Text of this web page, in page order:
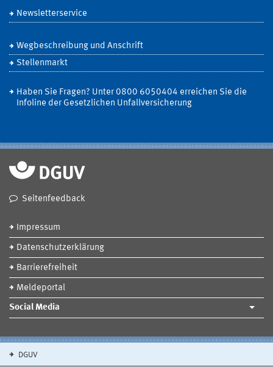
Newsletterservice
Wegbeschreibung und Anschrift
Stellenmarkt
Haben Sie Fragen? Unter 0800 6050404 erreichen Sie die
Infoline der Gesetzlichen Unfallversicherung
Seitenfeedback
Impressum
Datenschutzerklärung
Barrierefreiheit
Meldeportal
Social Media
DGUV